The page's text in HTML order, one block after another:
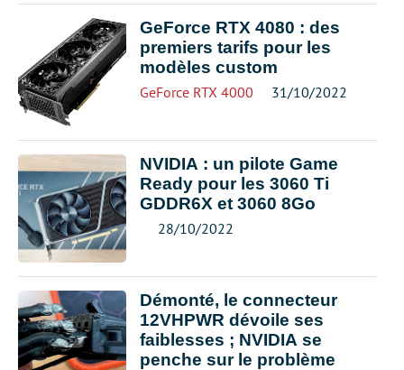
GeForce RTX 4080 : des
premiers tarifs pour les
modèles custom
GeForce RTX 4000 31/10/2022
NVIDIA : un pilote Game
Ready pour les 3060 Ti
GDDR6X et 3060 8Go
28/10/2022
Démonté, le connecteur
12VHPWR dévoile ses
faiblesses ; NVIDIA se
penche sur le problème